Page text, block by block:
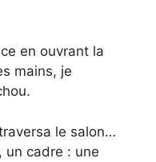
en ouvrant la
mains, je
le salon…
un cadre : une